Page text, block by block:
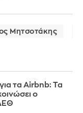
Μητσοτάκης
τα Airbnb: Τα
ο